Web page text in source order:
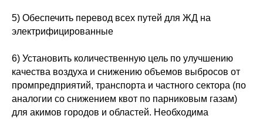
5) Обеспечить перевод всех путей для ЖД на
электрифицированные
6) Установить количественную цель по улучшению
качества воздуха и снижению объемов выбросов от
промпредприятий, транспорта и частного сектора (по
аналогии со снижением квот по парниковым газам)
для акимов городов и областей. Необходима